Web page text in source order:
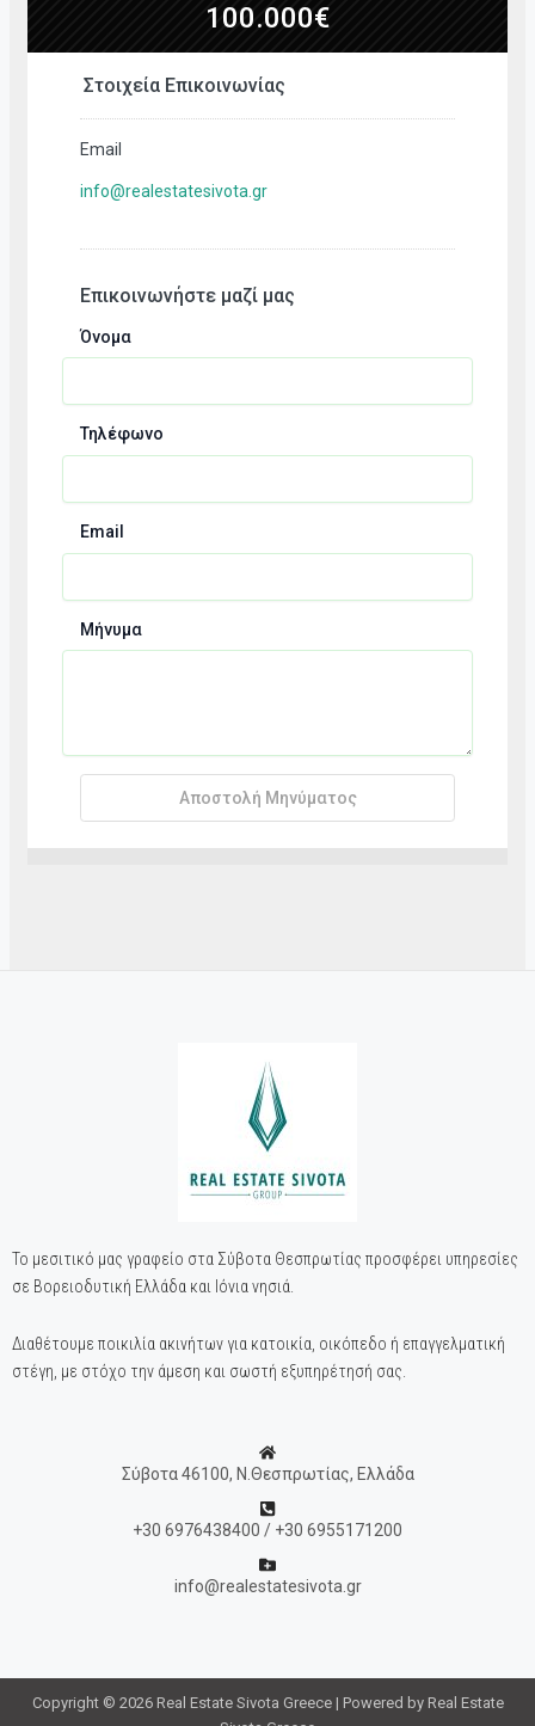
100.000€
Στοιχεία Επικοινωνίας
Email
info@realestatesivota.gr
Επικοινωνήστε μαζί μας
Όνομα
Τηλέφωνο
Email
Μήνυμα
Αποστολή Μηνύματος
Το μεσιτικό μας γραφείο στα Σύβοτα Θεσπρωτίας προσφέρει υπηρεσίες
σε Βορειοδυτική Ελλάδα και Ιόνια νησιά.
Διαθέτουμε ποικιλία ακινήτων για κατοικία, οικόπεδο ή επαγγελματική
στέγη, με στόχο την άμεση και σωστή εξυπηρέτησή σας.
Σύβοτα 46100, Ν.Θεσπρωτίας, Ελλάδα
+30 6976438400 / +30 6955171200
info@realestatesivota.gr
Copyright © 2026 Real Estate Sivota Greece | Powered by Real Estate